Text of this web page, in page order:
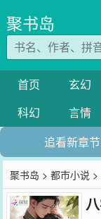
聚书岛
首页 玄幻
科幻
言情
追看新章
聚书岛 >都市小说